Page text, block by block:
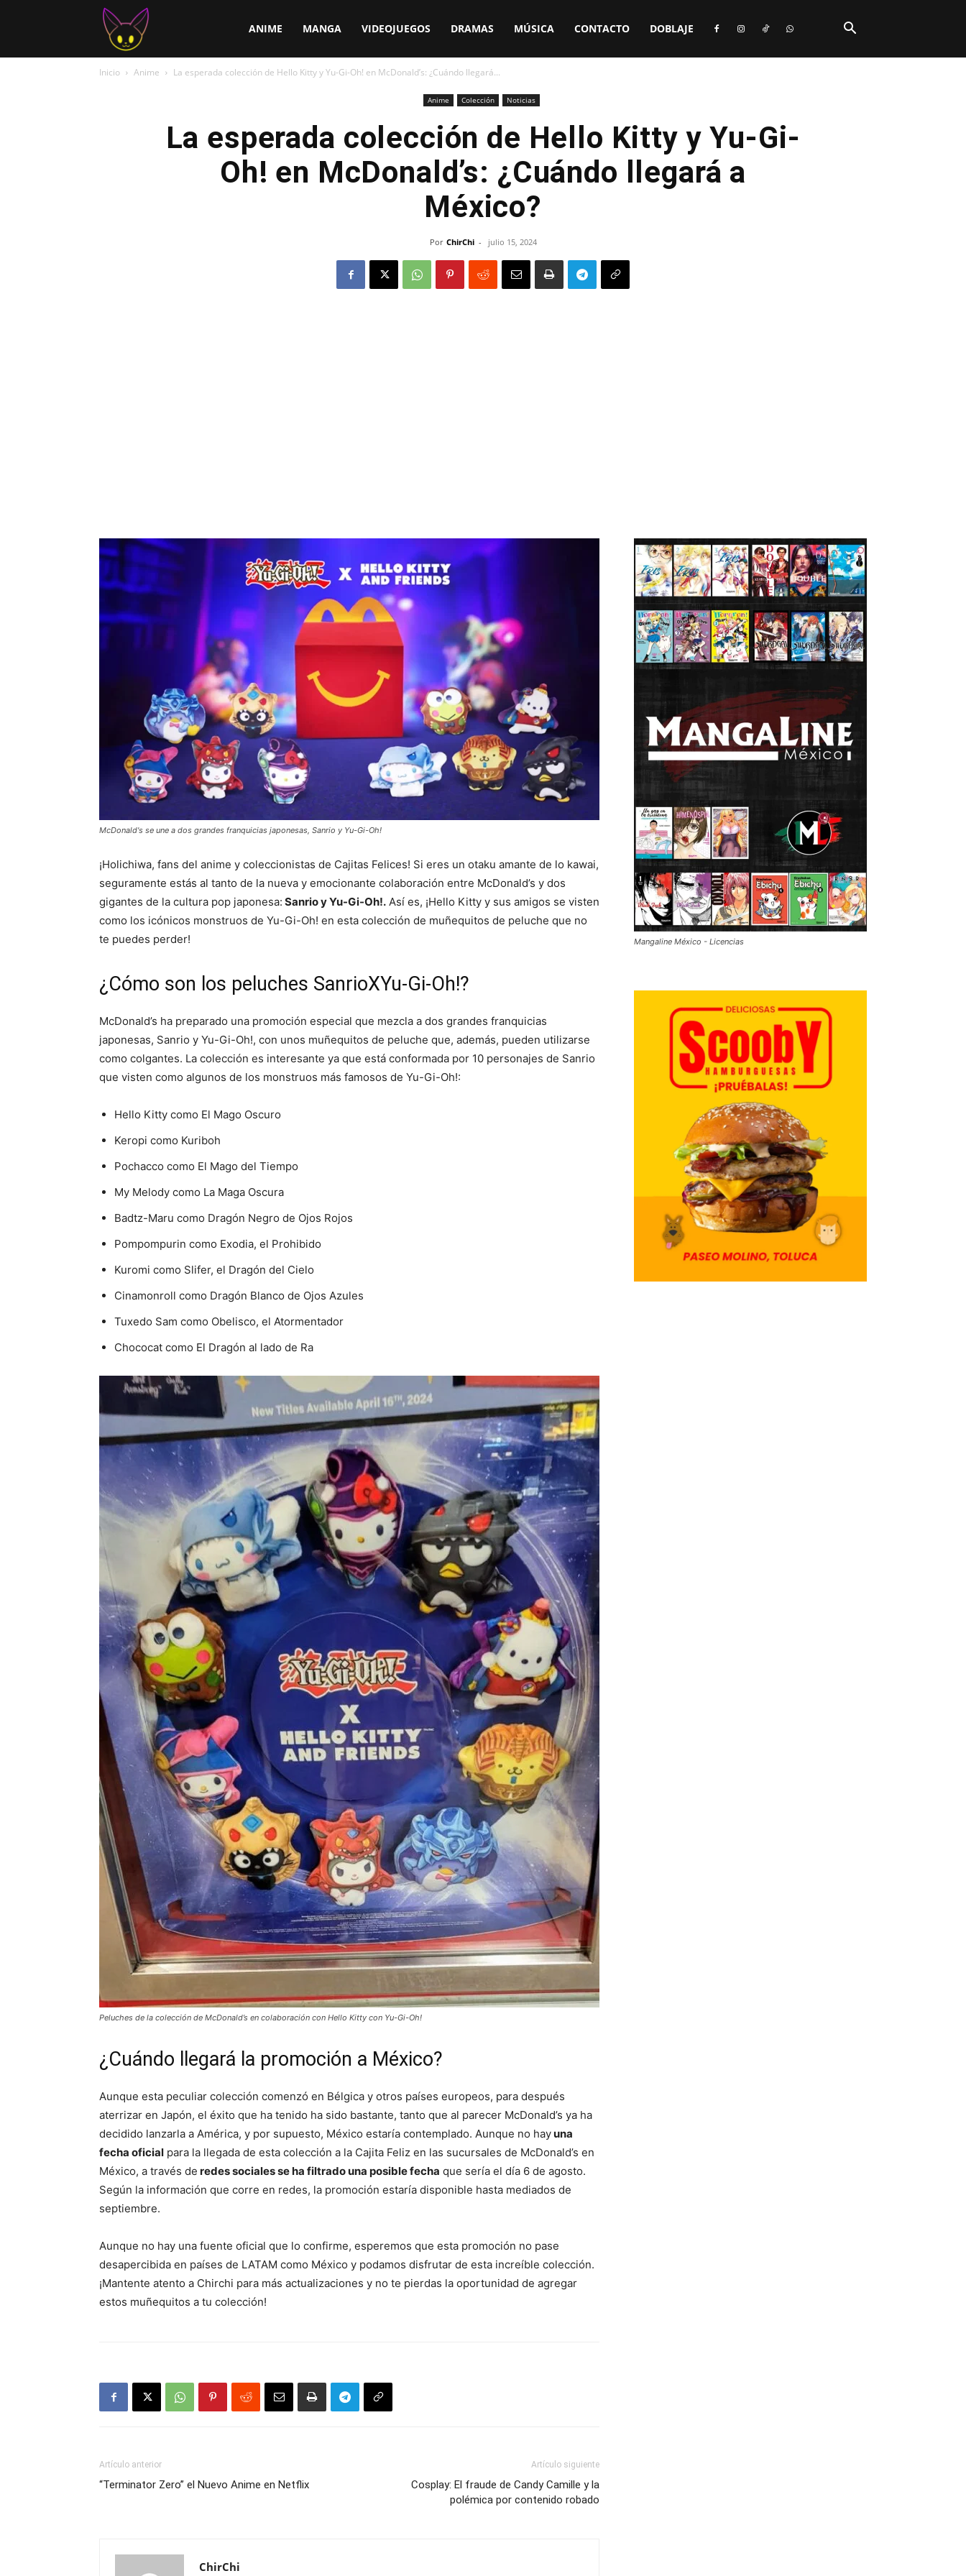
ANIME MANGA VIDEOJUEGOS DRAMAS MÚSICA CONTACTO DOBLAJE
Inicio Anime La esperada colección de Hello Kitty y Yu-Gi-Oh! en McDonald’s: ¿Cuándo llegará...
Anime Colección Noticias
La esperada colección de Hello Kitty y Yu-Gi-
Oh! en McDonald’s: ¿Cuándo llegará a
México?
Por ChirChi - julio 15, 2024
McDonald's se une a dos grandes franquicias japonesas, Sanrio y Yu-Gi-Oh!
¡Holichiwa, fans del anime y coleccionistas de Cajitas Felices! Si eres un otaku amante de lo kawai,
seguramente estás al tanto de la nueva y emocionante colaboración entre McDonald’s y dos
gigantes de la cultura pop japonesa: Sanrio y Yu-Gi-Oh!. Así es, ¡Hello Kitty y sus amigos se visten
como los icónicos monstruos de Yu-Gi-Oh! en esta colección de muñequitos de peluche que no
te puedes perder!
¿Cómo son los peluches SanrioXYu-Gi-Oh!?
McDonald’s ha preparado una promoción especial que mezcla a dos grandes franquicias
japonesas, Sanrio y Yu-Gi-Oh!, con unos muñequitos de peluche que, además, pueden utilizarse
como colgantes. La colección es interesante ya que está conformada por 10 personajes de Sanrio
que visten como algunos de los monstruos más famosos de Yu-Gi-Oh!:
Hello Kitty como El Mago Oscuro
Keropi como Kuriboh
Pochacco como El Mago del Tiempo
My Melody como La Maga Oscura
Badtz-Maru como Dragón Negro de Ojos Rojos
Pompompurin como Exodia, el Prohibido
Kuromi como Slifer, el Dragón del Cielo
Cinamonroll como Dragón Blanco de Ojos Azules
Tuxedo Sam como Obelisco, el Atormentador
Chococat como El Dragón al lado de Ra
Peluches de la colección de McDonald’s en colaboración con Hello Kitty con Yu-Gi-Oh!
¿Cuándo llegará la promoción a México?
Aunque esta peculiar colección comenzó en Bélgica y otros países europeos, para después
aterrizar en Japón, el éxito que ha tenido ha sido bastante, tanto que al parecer McDonald’s ya ha
decidido lanzarla a América, y por supuesto, México estaría contemplado. Aunque no hayuna
fecha oficial para la llegada de esta colección a la Cajita Feliz en las sucursales de McDonald’s en
México, a través de redes sociales se ha filtrado una posible fecha que sería el día 6 de agosto.
Según la información que corre en redes, la promoción estaría disponible hasta mediados de
septiembre.
Aunque no hay una fuente oficial que lo confirme, esperemos que esta promoción no pase
desapercibida en países de LATAM como México y podamos disfrutar de esta increíble colección.
¡Mantente atento a Chirchi para más actualizaciones y no te pierdas la oportunidad de agregar
estos muñequitos a tu colección!
Artículo anterior
“Terminator Zero” el Nuevo Anime en Netflix
Artículo siguiente
Cosplay: El fraude de Candy Camille y la
polémica por contenido robado
ChirChi
Mangaline México - Licencias